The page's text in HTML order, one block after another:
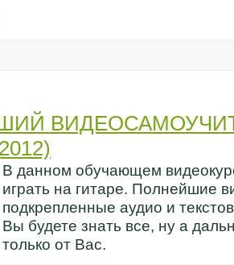
В данном обучающем
играть на гитаре. Полнейшие
подкрепленные аудио и
Вы будете знать все, ну а
только от Вас.